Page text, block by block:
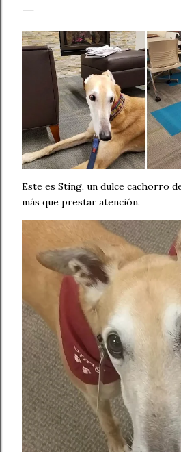
Este es Sting, un dulce cachorro
más que prestar atención.